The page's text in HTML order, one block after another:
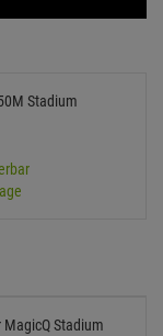
Stadium
Stadium